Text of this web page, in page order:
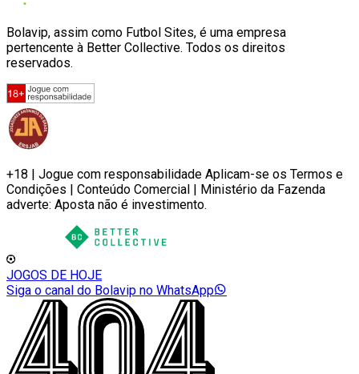
Bolavip, assim como Futbol Sites, é uma empresa
pertencente à Better Collective. Todos os direitos
reservados.
+18 | Jogue com responsabilidade Aplicam-se os Termos e
Condições | Conteúdo Comercial | Ministério da Fazenda
adverte: Aposta não é investimento.
JOGOS DE HOJE
Siga o canal do Bolavip no WhatsApp